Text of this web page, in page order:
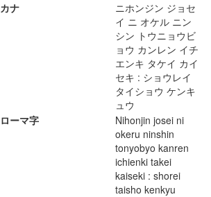
カナ
ニホンジン ジョセ
イ ニ オケル ニン
シン トウニョウビ
ョウ カンレン イチ
エンキ タケイ カイ
セキ : ショウレイ
タイショウ ケンキ
ュウ
ローマ字
Nihonjin josei ni
okeru ninshin
tonyobyo kanren
ichienki takei
kaiseki : shorei
taisho kenkyu